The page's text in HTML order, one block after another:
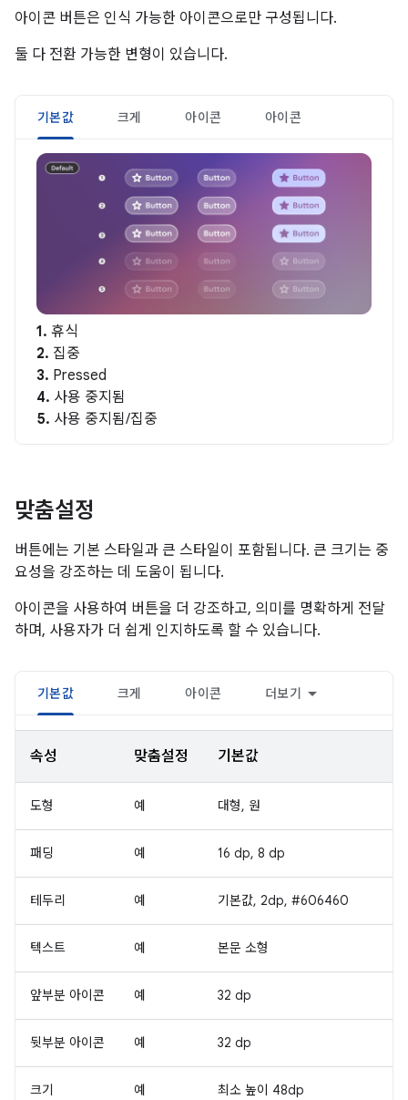
아이콘 버튼은 인식 가능한 아이콘으로만 구성됩니다.
둘 다 전환 가능한 변형이 있습니다.
기본값 크게 아이콘 아이콘
1. 휴식
2. 집중
3. Pressed
4. 사용 중지됨
5. 사용 중지됨/집중
맞춤설정
버튼에는 기본 스타일과 큰 스타일이 포함됩니다. 큰 크기는 중
요성을 강조하는 데 도움이 됩니다.
아이콘을 사용하여 버튼을 더 강조하고, 의미를 명확하게 전달
하며, 사용자가 더 쉽게 인지하도록 할 수 있습니다.
기본값 크게 아이콘 더보기
속성 맞춤설정 기본값
도형 예 대형, 원
패딩 예 16 dp, 8 dp
테두리 예 기본값, 2dp, #606460
텍스트 예 본문 소형
앞부분 아이콘 예 32 dp
뒷부분 아이콘 예 32 dp
크기 예 최소 높이 48dp